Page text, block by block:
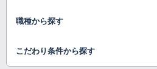
職種から探す
こだわり条件から探す